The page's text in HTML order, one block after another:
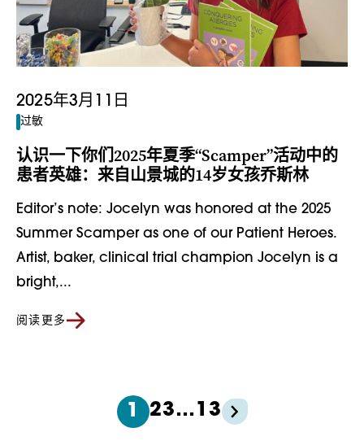
2025年3月11日
过敏
认识一下你们2025年夏季“Scamper”活动中的
患者英雄：来自山景城的14岁女孩乔斯林
Editor’s note: Jocelyn was honored at the 2025
Summer Scamper as one of our Patient Heroes.
Artist, baker, clinical trial champion Jocelyn is a
bright,...
阅读更多
1 23… 13